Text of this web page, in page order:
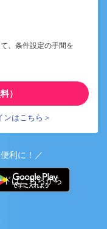
、条件設定の手間を
）
ンはこちら＞
利に！／
はこちらから